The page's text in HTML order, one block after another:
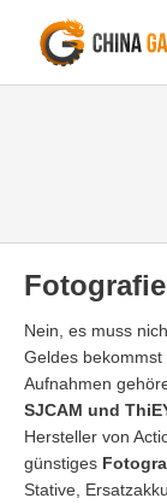
Fotografie
Nein, es muss
Geldes bekommst
Aufnahmen
SJCAM und
Hersteller von
günstiges
Stative,